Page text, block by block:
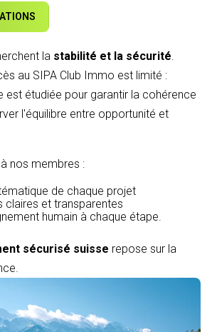
la stabilité et la sécurité.
au SIPA Club Immo est limité :
est étudiée pour garantir la cohérence
l'équilibre entre opportunité et
nos membres :
de chaque projet
claires et transparentes
humain à chaque étape.
sécurisé suisse repose sur la